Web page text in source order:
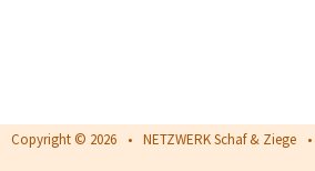
Copyright © 2026 • NETZWERK Schaf & Ziege •